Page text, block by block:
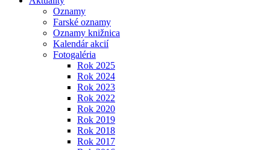
Oznamy
Farské oznamy
Oznamy knižnica
Kalendár akcií
Fotogaléria
Rok 2025
Rok 2024
Rok 2023
Rok 2022
Rok 2020
Rok 2019
Rok 2018
Rok 2017